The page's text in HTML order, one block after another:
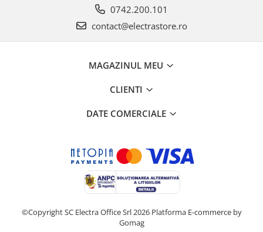
0742.200.101
contact@electrastore.ro
MAGAZINUL MEU
CLIENTI
DATE COMERCIALE
©Copyright SC Electra Office Srl 2026 Platforma E-commerce by
Gomag